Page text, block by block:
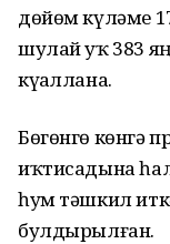
дөйөм күләме
шулай уҡ 383
күҙаллана.
Бөгөнгө көнгә
иҡтисадына
һум тәшкил
булдырылған.